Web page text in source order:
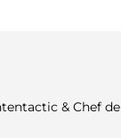
& Chef